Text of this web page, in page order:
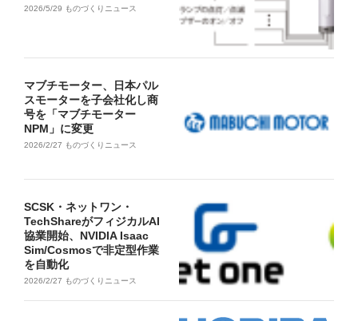
2026/5/29 ものづくりニュース
マブチモーター、日本パル
スモーターを子会社化し商
号を「マブチモーター
NPM」に変更
2026/2/27 ものづくりニュース
SCSK・ネットワン・
TechShareがフィジカルAI
協業開始、NVIDIA Isaac
Sim/Cosmosで非定型作業
を自動化
2026/2/27 ものづくりニュース